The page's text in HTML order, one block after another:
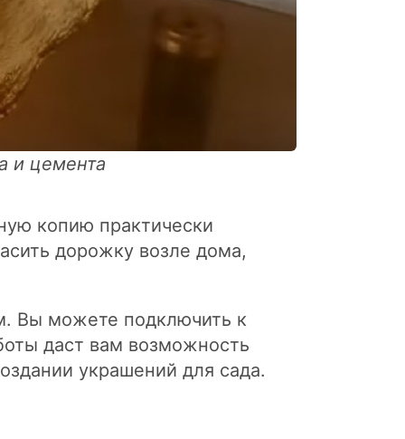
и цемента
копию практически
дорожку возле дома,
Вы можете подключить к
даст вам возможность
украшений для сада.